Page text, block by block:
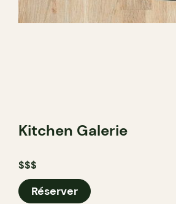
Kitchen Galerie
$$$
Réserver